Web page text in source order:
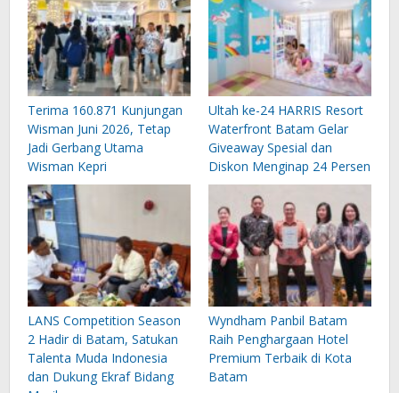
Terima 160.871 Kunjungan
Wisman Juni 2026, Tetap
Jadi Gerbang Utama
Wisman Kepri
Ultah ke-24 HARRIS Resort
Waterfront Batam Gelar
Giveaway Spesial dan
Diskon Menginap 24 Persen
LANS Competition Season
2 Hadir di Batam, Satukan
Talenta Muda Indonesia
dan Dukung Ekraf Bidang
Wyndham Panbil Batam
Raih Penghargaan Hotel
Premium Terbaik di Kota
Batam